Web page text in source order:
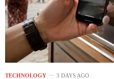
TECHNOLOGY 3 DAYS AGO